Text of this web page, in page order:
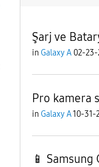
Şarj ve
in Galaxy A 02-23-
Pro kamera
in Galaxy A10-31-
📱 Samsung